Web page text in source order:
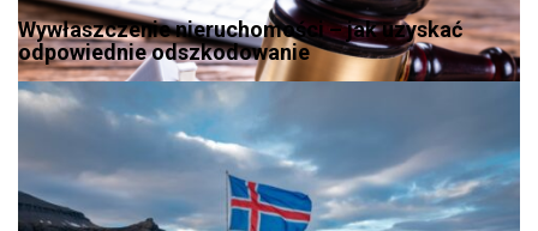
Wywłaszczenie nieruchomości – jak uzyskać
odpowiednie odszkodowanie